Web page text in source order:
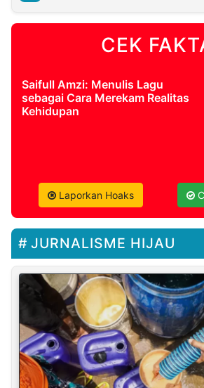
CEK
Saifull Amzi: Menulis Lagu
sebagai Cara Merekam Realitas
Kehidupan
Laporkan Hoaks
JURNALISME HIJAU